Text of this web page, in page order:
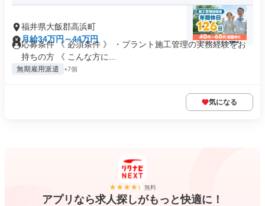
福井県大飯郡高浜町
月給34万円～44万円
応募条件 《 必須条件 》 ・プラント施工管理の実務経験をお
持ちの方 《 こんな方に...
無期雇用派遣 +7個
気になる
無料
アプリなら求人探しがもっと快適に！